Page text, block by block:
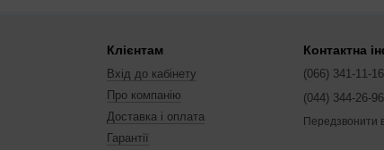
Клієнтам
Вхід до кабінету
Про компанію
Доставка і оплата
Гарантії
Контактна
(066) 341-11-16
(044) 344-26-96
Передзвонити